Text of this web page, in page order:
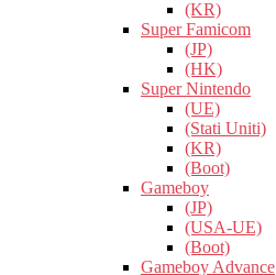
(KR)
Super Famicom
(JP)
(HK)
Super Nintendo
(UE)
(Stati Uniti)
(KR)
(Boot)
Gameboy
(JP)
(USA-UE)
(Boot)
Gameboy Advance